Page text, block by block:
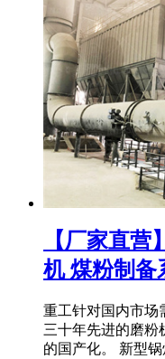
【厂家直营
机 煤粉制备
重工针对国内市场
三十年先进的磨粉
的国产化。 新型